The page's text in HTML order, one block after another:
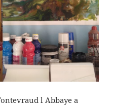
l Abbaye a